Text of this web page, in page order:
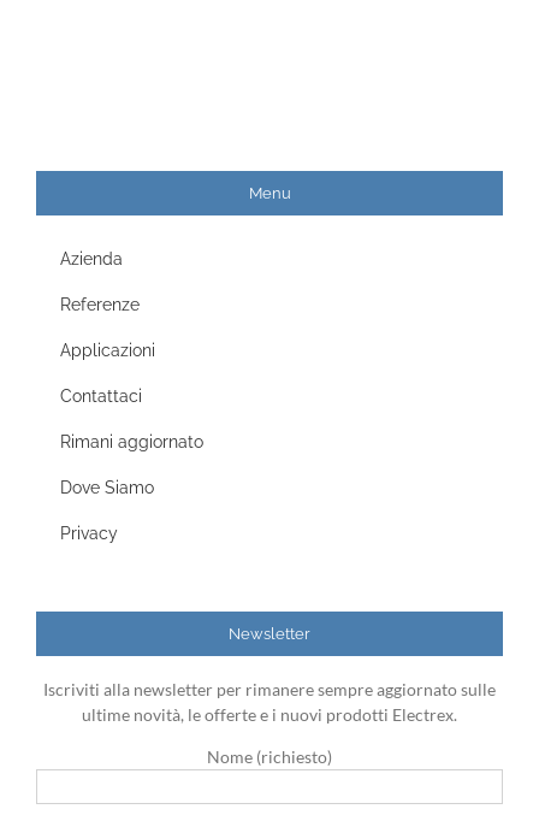
Menu
Azienda
Referenze
Applicazioni
Contattaci
Rimani aggiornato
Dove Siamo
Privacy
Newsletter
Iscriviti alla newsletter per rimanere sempre aggiornato sulle
ultime novità, le offerte e i nuovi prodotti Electrex.
Nome (richiesto)